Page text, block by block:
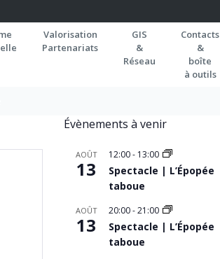
Valorisation
Partenariats
GIS
&
Réseau
Contacts
&
boîte
à outils
Évènements à venir
AOÛT
13
12:00- 13:00
Spectacle | L’Épopée
taboue
AOÛT
13
20:00-21:00
Spectacle | L’Épopée
taboue